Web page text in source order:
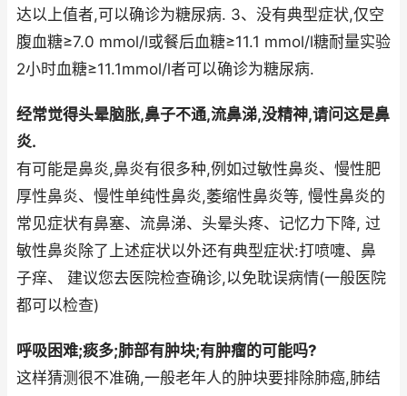
达以上值者,可以确诊为糖尿病. 3、没有典型症状,仅空
腹血糖≥7.0 mmol/l或餐后血糖≥11.1 mmol/l糖耐量实验
2小时血糖≥11.1mmol/l者可以确诊为糖尿病.
经常觉得头晕脑胀,鼻子不通,流鼻涕,没精神,请问这是鼻
炎.
有可能是鼻炎,鼻炎有很多种,例如过敏性鼻炎、慢性肥
厚性鼻炎、慢性单纯性鼻炎,萎缩性鼻炎等, 慢性鼻炎的
常见症状有鼻塞、流鼻涕、头晕头疼、记忆力下降, 过
敏性鼻炎除了上述症状以外还有典型症状:打喷嚏、鼻
子痒、 建议您去医院检查确诊,以免耽误病情(一般医院
都可以检查)
呼吸困难;痰多;肺部有肿块;有肿瘤的可能吗?
这样猜测很不准确,一般老年人的肿块要排除肺癌,肺结